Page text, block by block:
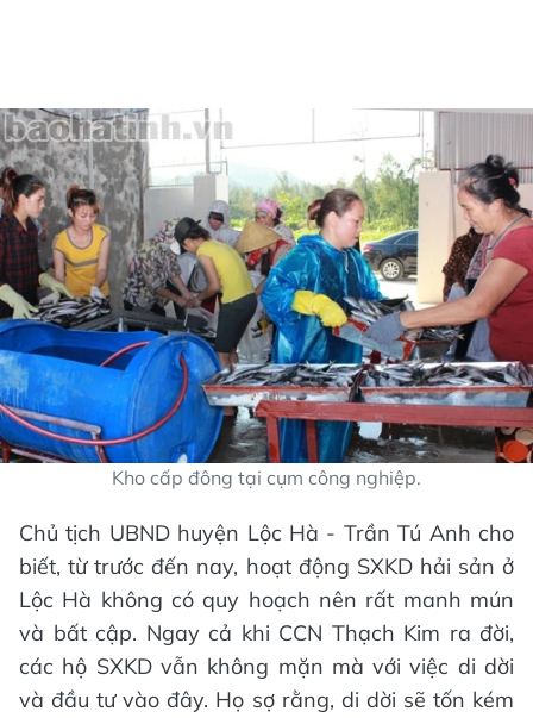
Kho cấp đông tại cụm công nghiệp.
Chủ tịch UBND huyện Lộc Hà - Trần Tú Anh cho
biết, từ trước đến nay, hoạt động SXKD hải sản ở
Lộc Hà không có quy hoạch nên rất manh mún
và bất cập. Ngay cả khi CCN Thạch Kim ra đời,
các hộ SXKD vẫn không mặn mà với việc di dời
và đầu tư vào đây. Họ sợ rằng, di dời sẽ tốn kém